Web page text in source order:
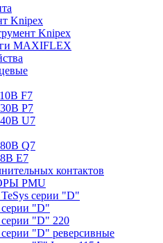
Knipex
Knipex
MAXIFLEX
F7
P7
U7
Q7
E7
контактов
PMU
серии "D"
"D"
"D" 220
"D" реверсивные